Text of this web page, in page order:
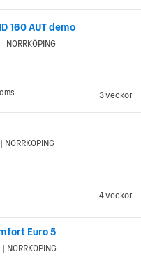
att bygga smarta
bilindustrin lyckades
globala arenan. Under
på cirka 1.5 miljoner
av sina bilmodeller
Mitsubishi hålla sig
krisen i Japan.
160 AUT demo
3 veckor
NORRKÖPING
4 veckor
NORRKÖPING
Euro 5
NORRKÖPING